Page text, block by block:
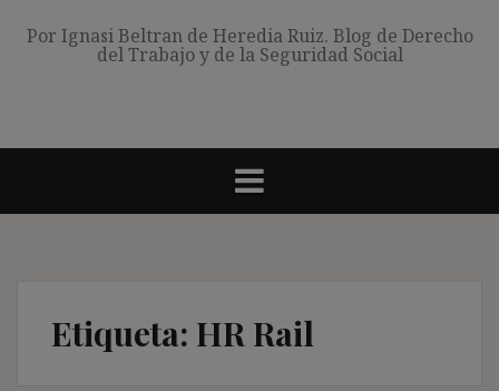
Por Ignasi Beltran de Heredia Ruiz. Blog de Derecho
del Trabajo y de la Seguridad Social
Etiqueta: HR Rail